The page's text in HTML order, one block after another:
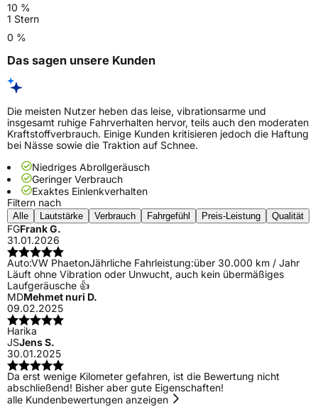
10 %
1 Stern
0 %
Das sagen unsere Kunden
Die meisten Nutzer heben das leise, vibrationsarme und
insgesamt ruhige Fahrverhalten hervor, teils auch den moderaten
Kraftstoffverbrauch. Einige Kunden kritisieren jedoch die Haftung
bei Nässe sowie die Traktion auf Schnee.
Niedriges Abrollgeräusch
Geringer Verbrauch
Exaktes Einlenkverhalten
Filtern nach
Alle Lautstärke Verbrauch Fahrgefühl Preis-Leistung Qualität
FGFrank G.
31.01.2026
Auto:VW PhaetonJährliche Fahrleistung:über 30.000 km / Jahr
Läuft ohne Vibration oder Unwucht, auch kein übermäßiges
Laufgeräusche 👍
MDMehmet nuri D.
09.02.2025
Harika
JSJens S.
30.01.2025
Da erst wenige Kilometer gefahren, ist die Bewertung nicht
abschließend! Bisher aber gute Eigenschaften!
alle Kundenbewertungen anzeigen